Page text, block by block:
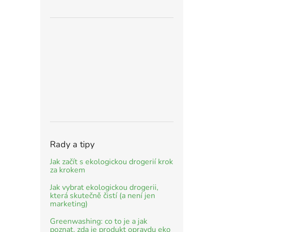
Rady a tipy
Jak začít s ekologickou drogerií krok
za krokem
Jak vybrat ekologickou drogerii,
která skutečně čistí (a není jen
marketing)
Greenwashing: co to je a jak
poznat, zda je produkt opravdu eko